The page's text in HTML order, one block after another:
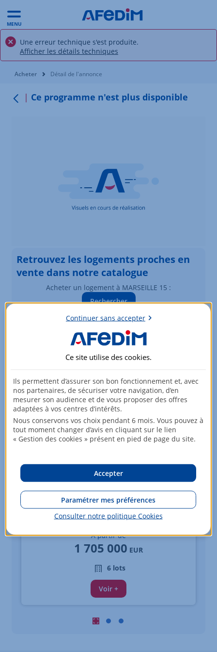
MENU
Une erreur technique s'est produite.
Afficher les détails techniques
Vous êtes ici:
Acheter Détail de l'annonce
Ce programme n'est plus disponible
Retrouvez les logements proches en
vente dans notre catalogue
Acheter un logement à MARSEILLE 15 :
Rechercher
Vous souhaitez modifier vos critères de recherche ?
Plus de critères
Biens similaires à la vente
Carousel : Biens similaires à la
Carousel : Biens similaires à la
Carousel : Biens similaires à
Élément 1 sur 3
Appartements - 4 pièces
MARSEILLE 02
À partir de
1 705 000 EUR
6 lots
Voir +
Continuer sans accepter
Ce site utilise des cookies.
Ils permettent d’assurer son bon fonctionnement et, avec
nos partenaires, de sécuriser votre navigation, d’en
mesurer son audience et de vous proposer des offres
adaptées à vos centres d’intérêts.
Nous conservons vos choix pendant 6 mois. Vous pouvez à
tout moment changer d’avis en cliquant sur le lien
« Gestion des cookies » présent en pied de page du site.
Accepter
Paramétrer mes préférences
Consulter notre politique Cookies